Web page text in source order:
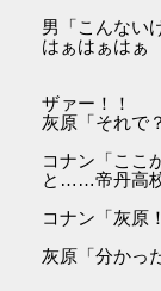
男「こんな
はぁはぁはぁ
ザァー！！
灰原「それで
コナン「ここ
と……帝丹高校
コナン「灰原
灰原「分かっ